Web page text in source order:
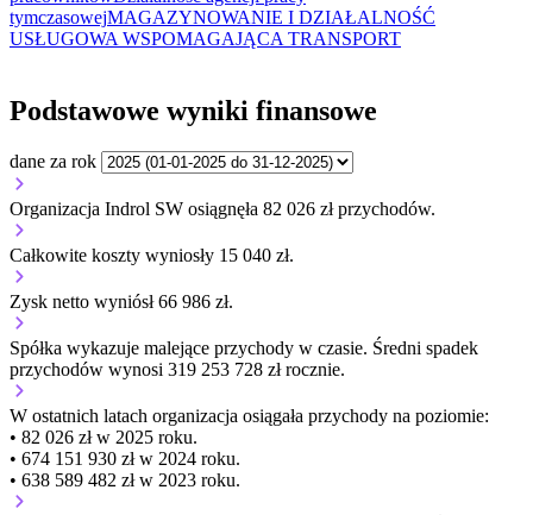
tymczasowejMAGAZYNOWANIE I DZIAŁALNOŚĆ
USŁUGOWA WSPOMAGAJĄCA TRANSPORT
Podstawowe wyniki finansowe
dane za rok
Organizacja Indrol SW osiągnęła 82 026 zł przychodów.
Całkowite koszty wyniosły 15 040 zł.
Zysk netto wyniósł 66 986 zł.
Spółka wykazuje malejące przychody w czasie. Średni spadek
przychodów wynosi 319 253 728 zł rocznie.
W ostatnich latach organizacja osiągała przychody na poziomie:
• 82 026 zł w 2025 roku.
• 674 151 930 zł w 2024 roku.
• 638 589 482 zł w 2023 roku.